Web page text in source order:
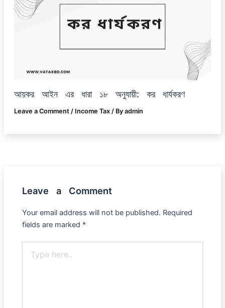
আয়কর আইন এর ধারা ১৮ অনুযায়ী: কর ধার্যকরণ
Leave a Comment / Income Tax/ By admin
Leave a Comment
Your email address will not be published. Required
fields are marked *
here..